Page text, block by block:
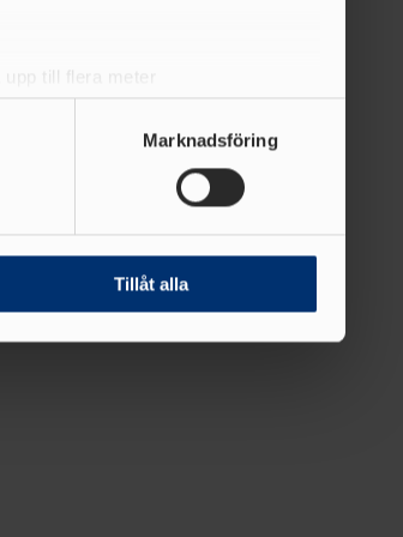
till flera meter
i
detaljsektionen. Du kan ändra
annan information från din enhet
i sin tur kombinera informationen
använt deras tjänster.
Marknadsföring
Tillåt alla